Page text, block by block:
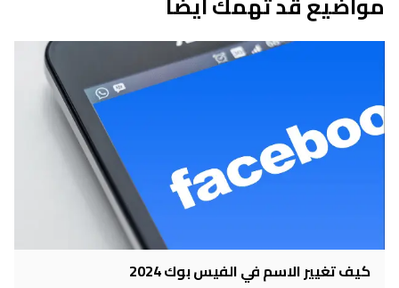
كيف تغيير الاسم في الفيس بوك 2024